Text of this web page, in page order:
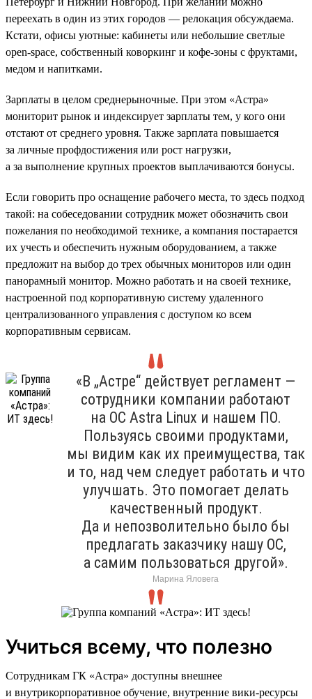
переехать в один из этих городов — релокация обсуждаема.
Кстати, офисы уютные: кабинеты или небольшие светлые
open-space, собственный коворкинг и кофе-зоны с фруктами,
медом и напитками.
Зарплаты в целом среднерыночные. При этом «Астра»
мониторит рынок и индексирует зарплаты тем, у кого они
отстают от среднего уровня. Также зарплата повышается
за личные профдостижения или рост нагрузки,
а за выполнение крупных проектов выплачиваются бонусы.
Если говорить про оснащение рабочего места, то здесь подход
такой: на собеседовании сотрудник может обозначить свои
пожелания по необходимой технике, а компания постарается
их учесть и обеспечить нужным оборудованием, а также
предложит на выбор до трех обычных мониторов или один
панорамный монитор. Можно работать и на своей технике,
настроенной под корпоративную систему удаленного
централизованного управления с доступом ко всем
корпоративным сервисам.
«В „Астре“ действует регламент —
сотрудники компании работают
на ОС Astra Linux и нашем ПО.
Пользуясь своими продуктами,
мы видим как их преимущества, так
и то, над чем следует работать и что
улучшать. Это помогает делать
качественный продукт.
Да и непозволительно было бы
предлагать заказчику нашу ОС,
а самим пользоваться другой».
Марина Яловега
Учиться всему, что полезно
Сотрудникам ГК «Астра» доступны внешнее
и внутрикорпоративное обучение, внутренние вики-ресурсы